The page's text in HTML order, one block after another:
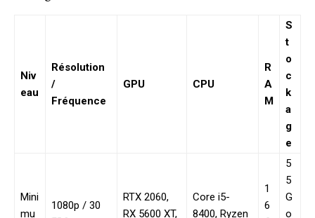
Niv
eau
Résolution
/
Fréquence
GPU CPU
R
A
M
S
t
o
c
k
a
g
e
Mini
mu
1080p / 30
RTX 2060,
RX 5600 XT,
Core i5-
8400, Ryzen
1
6
5
5
G
o